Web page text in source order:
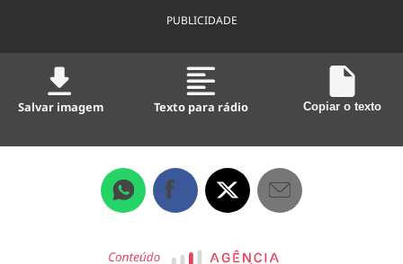
PUBLICIDADE
Salvar imagem Texto para rádio Copiar o texto